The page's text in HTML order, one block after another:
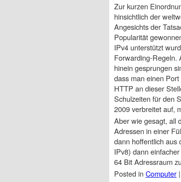
Zur kurzen
hinsichtlich der
Angesichts der
Popularität
IPv4 unterstützt
Forwarding-Regeln.
hinein gesprungen
dass man einen
HTTP an dieser
Schulzeiten für den
2009 verbreitet auf,
Aber wie gesagt, all
Adressen in einer
dann hoffentlich aus
IPv8) dann
64 Bit Adressraum
Posted in Computer |